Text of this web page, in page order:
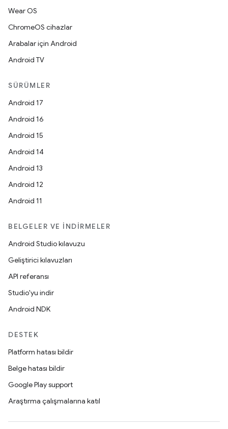
Wear OS
ChromeOS cihazlar
Arabalar için Android
Android TV
SÜRÜMLER
Android 17
Android 16
Android 15
Android 14
Android 13
Android 12
Android 11
BELGELER VE İNDIRMELER
Android Studio kılavuzu
Geliştirici kılavuzları
API referansı
Studio'yu indir
Android NDK
DESTEK
Platform hatası bildir
Belge hatası bildir
Google Play support
Araştırma çalışmalarına katıl